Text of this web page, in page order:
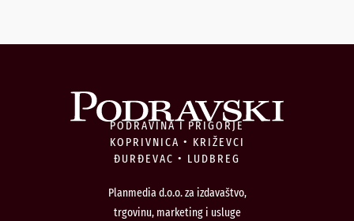
PODRAVINA I PRIGORJE
KOPRIVNICA • KRIŽEVCI
ĐURĐEVAC • LUDBREG
Planmedia d.o.o. za izdavaštvo,
trgovinu, marketing i usluge